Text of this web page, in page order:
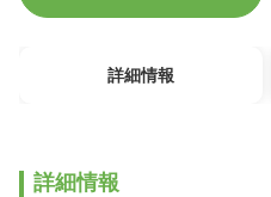
詳細情報
詳細情報